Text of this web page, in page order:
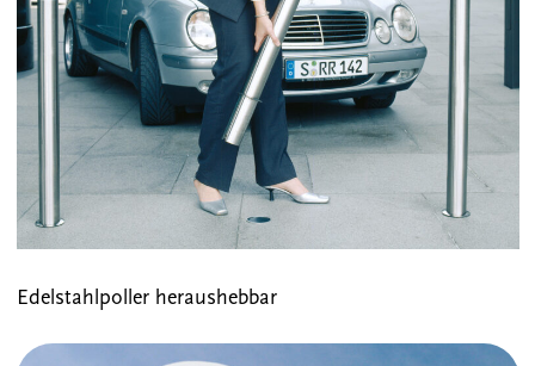
Edelstahlpoller heraushebbar